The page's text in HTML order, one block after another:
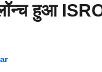
लॉन्च हुआ